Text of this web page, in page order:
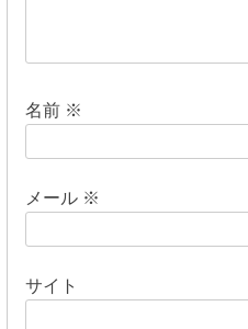
名前 ※
メール ※
サイト